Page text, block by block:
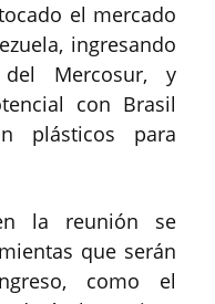
el mercado
ingresando
Mercosur, y
con Brasil
plásticos para
la reunión se
que serán
como el